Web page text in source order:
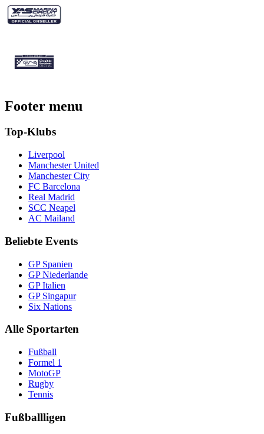
Footer menu
Top-Klubs
Liverpool
Manchester United
Manchester City
FC Barcelona
Real Madrid
SCC Neapel
AC Mailand
Beliebte Events
GP Spanien
GP Niederlande
GP Italien
GP Singapur
Six Nations
Alle Sportarten
Fußball
Formel 1
MotoGP
Rugby
Tennis
Fußballligen